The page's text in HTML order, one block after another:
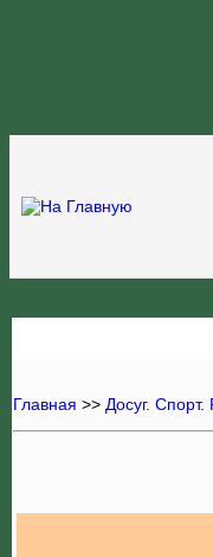
Главная >> Досуг. Спорт.